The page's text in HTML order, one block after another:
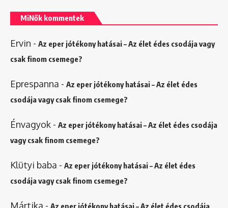
MiNők kommentek
Ervin - Az eper jótékony hatásai – Az élet édes csodája vagy
csak finom csemege?
Eprespanna - Az eper jótékony hatásai – Az élet édes
csodája vagy csak finom csemege?
Énvagyok - Az eper jótékony hatásai – Az élet édes csodája
vagy csak finom csemege?
Klütyi baba - Az eper jótékony hatásai – Az élet édes
csodája vagy csak finom csemege?
Mártika -